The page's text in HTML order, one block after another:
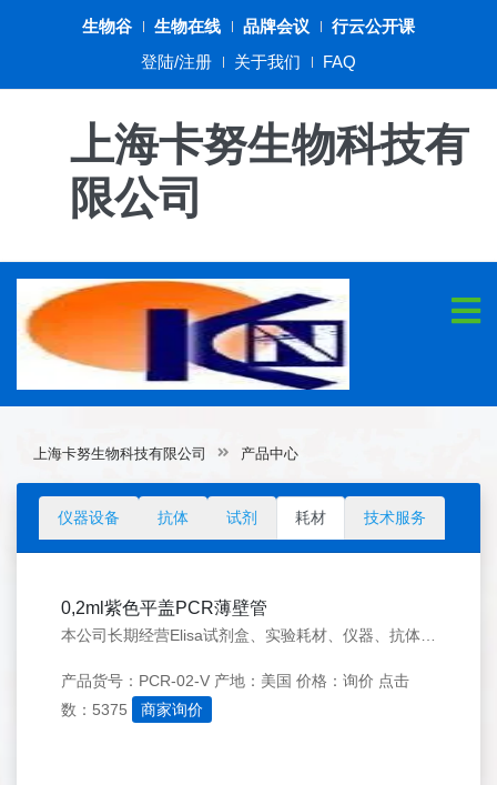
生物谷 生物在线 品牌会议
行云公开课
登陆/注册
关于我们 FAQ
上海卡努生物科技有
限公司
上海卡努生物科技有限公司 产品中心
仪器设备 抗体 试剂 耗材 技术服务
0,2ml紫色平盖PCR薄壁管
产品货号：PCR-02-V 产地：美国 价格：询价 点击
数：5375
商家询价